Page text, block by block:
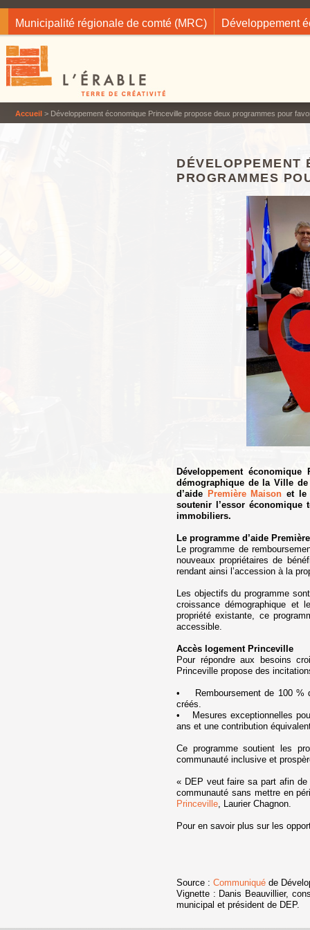
Municipalité régionale de comté (MRC) Développement
Accueil > Développement économique Princeville propose deux programmes pour
DÉVELOPPEMENT
PROGRAMMES
Développement
démographique de la Ville
d’aide Première Maison et le
soutenir l’essor
immobiliers.
Le programme d’aide
Le programme de
nouveaux propriétaires de
rendant ainsi l’accession à la
Les objectifs du programme
croissance démographique et
propriété existante, ce
accessible.
Accès logement Princeville
Pour répondre aux besoins
Princeville propose des
• Remboursement de 100 %
créés.
• Mesures exceptionnelles
ans et une contribution
Ce programme soutient les
communauté inclusive et
« DEP veut faire sa part afin
communauté sans mettre en
Princeville, Laurier Chagnon.
Pour en savoir plus sur les
Source : Communiqué de
Vignette : Danis Beauvillier,
municipal et président de DEP.